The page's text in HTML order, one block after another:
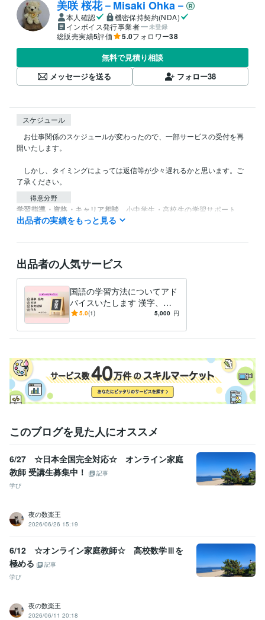
美咲 桜花－Misaki Ohka－
本人確認
機密保持契約(NDA)
インボイス発行事業者
未登録
総販売実績5評価 5.0フォロワー38
無料で見積り相談
メッセージを送る
フォロー38
スケジュール
お仕事関係のスケジュールが変わったので、一部サービスの受付を再
開いたします。
しかし、タイミングによっては返信等が少々遅れるかと思います。ご
了承ください。
得意分野
学習指導・資格・キャリア相談 小中学生・高校生の学習サポート
学習 子育て 教育
出品者の実績をもっと見る
出品者の人気サービス
国語の学習方法についてアド
バイスいたします 漢字、文
法、長文読解……国語学習に
5.0(1) 5,000 円
このブログを見た人にオススメ
6/27 ☆日本全国完全対応☆ オンライン家庭
教師 受講生募集中！
記事
学び
夜の数楽王
2026/06/26 15:19
6/12 ☆オンライン家庭教師☆ 高校数学Ⅲを
極める
記事
学び
夜の数楽王
2026/06/11 20:18